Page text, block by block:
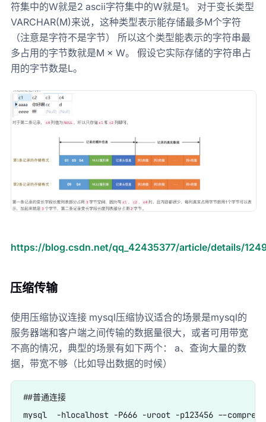
符集中的W就是2 ascii字符集中的W就是1。 对于变长类型
VARCHAR(M)来说，这种类型表示能存储最多M个字符
（注意是字符不是字节） 所以这个类型能表示的字符串最
多占用的字节数就是M × W。 假设它实际存储的字符串占
用的字节数是L。
https://blog.csdn.net/qq_42435377/article/details/
压缩传输
使用压缩协议连接 mysql压缩协议适合的场景是mysql的
服务器端和客户端之间传输的数据量很大，或者可用带宽
不高的情况，典型的场景有如下两个： a、查询大量的数
据，带宽不够（比如导出数据的时候）
##普通连接
mysql  -hlocalhost -P666 -uroot -p123456 --compress